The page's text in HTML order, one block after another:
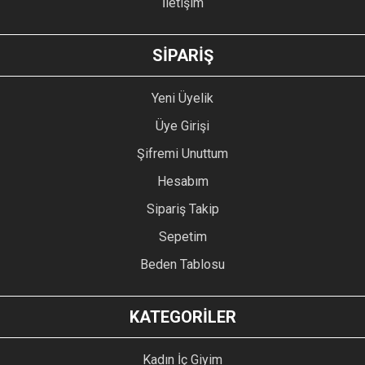
GÖNDER
SİPARİŞ
Yeni Üyelik
Üye Girişi
Şifremi Unuttum
Hesabım
Sipariş Takip
Sepetim
Beden Tablosu
KATEGORİLER
Kadın İç Giyim